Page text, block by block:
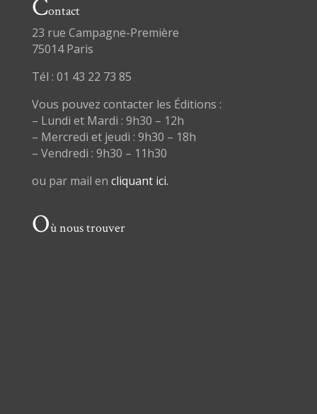
Contact
23 rue Campagne-Première
75014 Paris
Tél : 01 43 22 73 85
Vous pouvez contacter les Éditions :
– Lundi et Mardi : 9h30 – 12h
– Mercredi et jeudi : 9h30 – 18h
– Vendredi : 9h30 – 11h30
ou par mail en cliquant ici.
Où nous trouver